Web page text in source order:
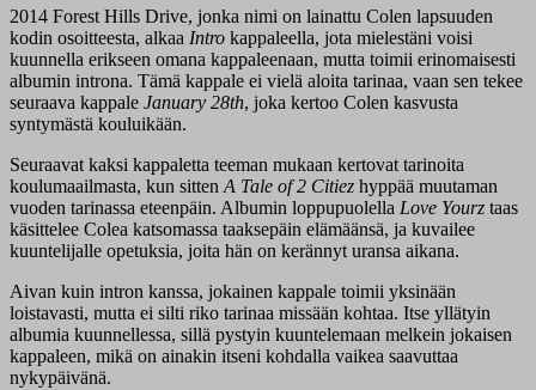
2014 Forest Hills Drive, jonka nimi on lainattu Colen lapsuuden
kodin osoitteesta, alkaa Intro kappaleella, jota mielestäni voisi
kuunnella erikseen omana kappaleenaan, mutta toimii erinomaisesti
albumin introna. Tämä kappale ei vielä aloita tarinaa, vaan sen tekee
seuraava kappale January 28th, joka kertoo Colen kasvusta
syntymästä kouluikään.
Seuraavat kaksi kappaletta teeman mukaan kertovat tarinoita
koulumaailmasta, kun sittenA Tale of 2 Citiez hyppää muutaman
vuoden tarinassa eteenpäin. Albumin loppupuolella Love Yourz taas
käsittelee Colea katsomassa taaksepäin elämäänsä, ja kuvailee
kuuntelijalle opetuksia, joita hän on kerännyt uransa aikana.
Aivan kuin intron kanssa, jokainen kappale toimii yksinään
loistavasti, mutta ei silti riko tarinaa missään kohtaa. Itse yllätyin
albumia kuunnellessa, sillä pystyin kuuntelemaan melkein jokaisen
kappaleen, mikä on ainakin itseni kohdalla vaikea saavuttaa
nykypäivänä.